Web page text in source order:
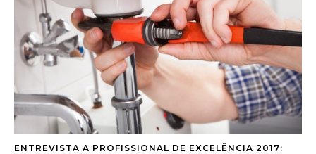
ENTREVISTA A PROFISSIONAL DE EXCELÊNCIA 2017: